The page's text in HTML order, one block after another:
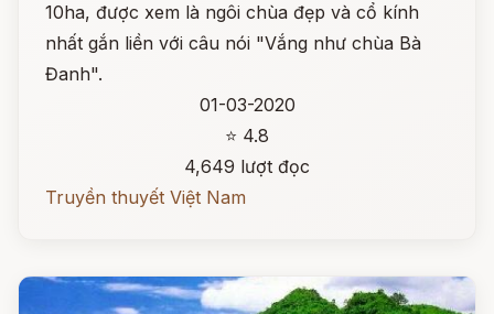
10ha, được xem là ngôi chùa đẹp và cổ kính
nhất gắn liền với câu nói "Vắng như chùa Bà
Đanh".
01-03-2020
⭐ 4.8
4,649 lượt đọc
Truyền thuyết Việt Nam